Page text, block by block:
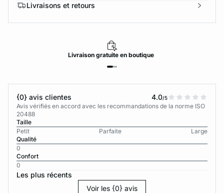
Livraisons et retours
Livraisongratuiteen boutique
{0} avis clientes 4.0/5
Avis vérifiés en accord avec les recommandations de la norme ISO
20488
Taille
Petit
Parfaite
Large
Qualité
0
Confort
0
Les plus récents
Voir les {0} avis